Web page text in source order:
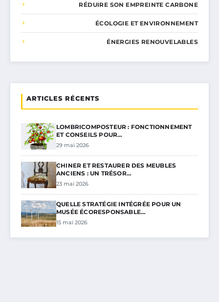
RÉDUIRE SON EMPREINTE CARBONE
ÉCOLOGIE ET ENVIRONNEMENT
ÉNERGIES RENOUVELABLES
ARTICLES RÉCENTS
LOMBRICOMPOSTEUR : FONCTIONNEMENT
ET CONSEILS POUR…
29 mai 2026
CHINER ET RESTAURER DES MEUBLES
ANCIENS : UN TRÉSOR…
23 mai 2026
QUELLE STRATÉGIE INTÉGRÉE POUR UN
MUSÉE ÉCORESPONSABLE…
15 mai 2026